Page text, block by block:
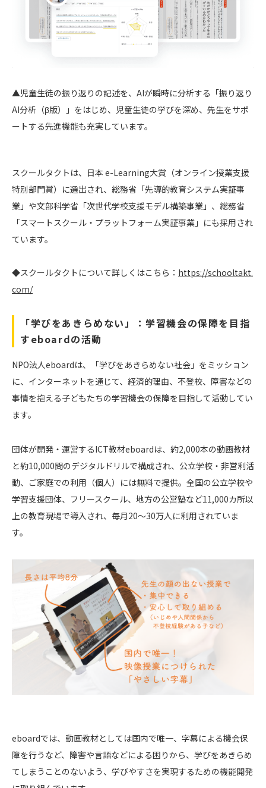
▲児童生徒の振り返りの記述を、AIが瞬時に分析する「振り返り
AI分析（β版）」をはじめ、児童生徒の学びを深め、先生をサポ
ートする先進機能も充実しています。
スクールタクトは、日本 e-Learning大賞（オンライン授業支援
特別部門賞）に選出され、総務省「先導的教育システム実証事
業」や文部科学省「次世代学校支援モデル構築事業」、総務省
「スマートスクール・プラットフォーム実証事業」にも採用され
ています。
◆スクールタクトについて詳しくはこちら： https://schooltakt.
com/
「学びをあきらめない」：学習機会の保障を目指
すeboardの活動
NPO法人eboardは、「学びをあきらめない社会」をミッション
に、インターネットを通じて、経済的理由、不登校、障害などの
事情を抱える子どもたちの学習機会の保障を目指して活動してい
ます。
団体が開発・運営するICT教材eboardは、約2,000本の動画教材
と約10,000問のデジタルドリルで構成され、公立学校・非営利活
動、ご家庭での利用（個人）には無料で提供。全国の公立学校や
学習支援団体、フリースクール、地方の公営塾など11,000カ所以
上の教育現場で導入され、毎月20〜30万人に利用されていま
す。
eboardでは、動画教材としては国内で唯一、字幕による機会保
障を行うなど、障害や言語などによる困りから、学びをあきらめ
てしまうことのないよう、学びやすさを実現するための機能開発